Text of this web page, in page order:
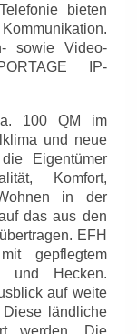
bieten
sowie Video-
IP-
100 QM im
und neue
Eigentümer
Komfort,
in der
das aus den
EFH
gepflegtem
und Hecken.
auf weite
ländliche